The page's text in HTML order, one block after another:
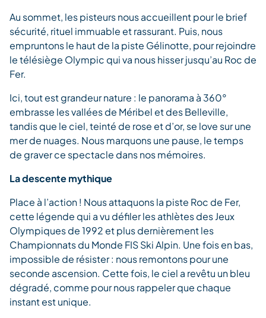
Au sommet, les pisteurs nous accueillent pour le brief
sécurité, rituel immuable et rassurant. Puis, nous
empruntons le haut de la piste Gélinotte, pour rejoindre
le télésiège Olympic qui va nous hisser jusqu’au Roc de
Fer.
Ici, tout est grandeur nature : le panorama à 360°
embrasse les vallées de Méribel et des Belleville,
tandis que le ciel, teinté de rose et d’or, se love sur une
mer de nuages. Nous marquons une pause, le temps
de graver ce spectacle dans nos mémoires.
La descente mythique
Place à l’action ! Nous attaquons la piste Roc de Fer,
cette légende qui a vu défiler les athlètes des Jeux
Olympiques de 1992 et plus dernièrement les
Championnats du Monde FIS Ski Alpin. Une fois en bas,
impossible de résister : nous remontons pour une
seconde ascension. Cette fois, le ciel a revêtu un bleu
dégradé, comme pour nous rappeler que chaque
instant est unique.